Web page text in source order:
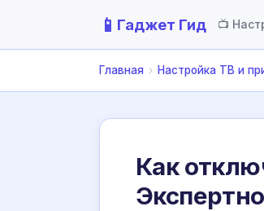
📱 Гаджет Гид 📺
Главная › Настройка ТВ и
Как